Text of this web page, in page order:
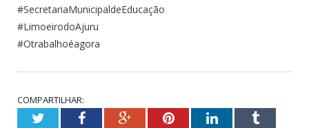
#SecretariaMunicipaldeEducação
#LimoeirodoAjuru
#Otrabalhoéagora
COMPARTILHAR:
TwitterFacebookGoogle+PinterestLinkedInTumblr